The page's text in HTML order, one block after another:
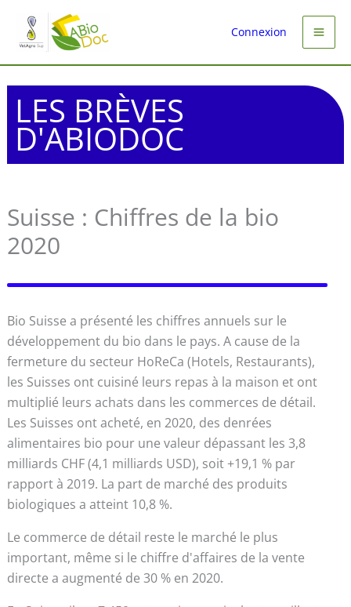
contenu
Connexion
LES BRÈVES
D'ABIODOC
Suisse : Chiffres de la bio
2020
Bio Suisse a présenté les chiffres annuels sur le
développement du bio dans le pays. A cause de la
fermeture du secteur HoReCa (Hotels, Restaurants),
les Suisses ont cuisiné leurs repas à la maison et ont
multiplié leurs achats dans les commerces de détail.
Les Suisses ont acheté, en 2020, des denrées
alimentaires bio pour une valeur dépassant les 3,8
milliards CHF (4,1 milliards USD), soit +19,1 % par
rapport à 2019. La part de marché des produits
biologiques a atteint 10,8 %.
Le commerce de détail reste le marché le plus
important, même si le chiffre d'affaires de la vente
directe a augmenté de 30 % en 2020.